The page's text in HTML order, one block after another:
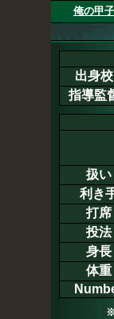
俺の甲
出身校
指導監
扱い
利き
打席
投法
身長
体重